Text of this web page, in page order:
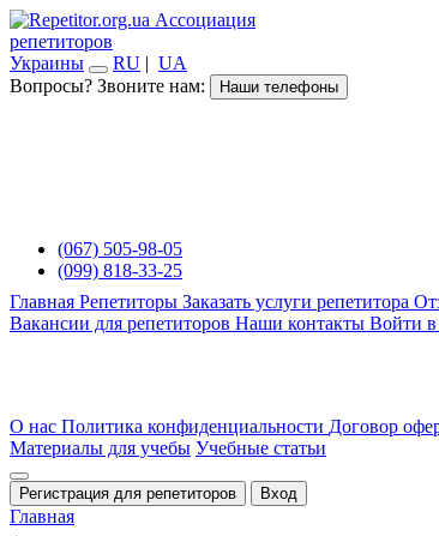
Ассоциация
репетиторов
Украины
RU | UA
Вопросы? Звоните нам:
Наши телефоны
(067) 505-98-05
(099) 818-33-25
Главная Репетиторы Заказать услуги репетитора
Вакансии для репетиторов Наши контакты Войти в
О нас Политика конфиденциальности Договор
Материалы для учебы Учебные статьи
Регистрация для репетиторов Вход
Главная